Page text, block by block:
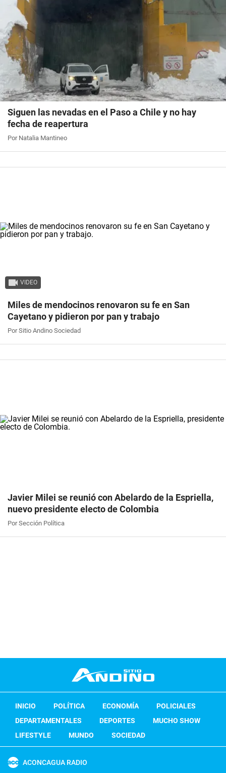
Siguen las nevadas en el Paso a Chile y no hay
fecha de reapertura
Por Natalia Mantineo
VIDEO
Miles de mendocinos renovaron su fe en San
Cayetano y pidieron por pan y trabajo
Por Sitio Andino Sociedad
Javier Milei se reunió con Abelardo de la Espriella,
nuevo presidente electo de Colombia
Por Sección Política
INICIO POLÍTICA ECONOMÍA
POLICIALES
DEPARTAMENTALES
DEPORTES
MUCHO SHOW
LIFESTYLE
MUNDO SOCIEDAD
ACONCAGUA RADIO